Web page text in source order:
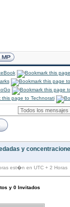
y
est�n en UTC + 2 Horas
y 0 Invitados